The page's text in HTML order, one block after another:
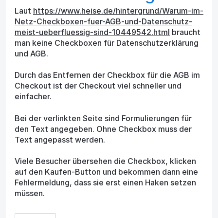
Laut https://www.heise.de/hintergrund/Warum-im-
Netz-Checkboxen-fuer-AGB-und-Datenschutz-
meist-ueberfluessig-sind-10449542.html braucht
man keine Checkboxen für Datenschutzerklärung
und AGB.
Durch das Entfernen der Checkbox für die AGB im
Checkout ist der Checkout viel schneller und
einfacher.
Bei der verlinkten Seite sind Formulierungen für
den Text angegeben. Ohne Checkbox muss der
Text angepasst werden.
Viele Besucher übersehen die Checkbox, klicken
auf den Kaufen-Button und bekommen dann eine
Fehlermeldung, dass sie erst einen Haken setzen
müssen.